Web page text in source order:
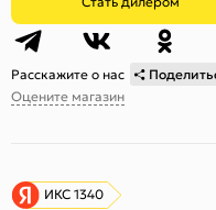
Расскажите о нас
Оцените магазин
ИКС 1340